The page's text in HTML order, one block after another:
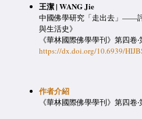
王潔 | WANG Jie
中國佛學研究「走出去」——
與生活史》
《華林國際佛學學刊》第四卷
https://dx.doi.org/10.6939/
作者介紹
《華林國際佛學學刊》第四卷